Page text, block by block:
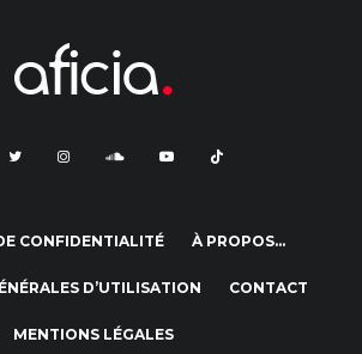
CONFIDENTIALITÉ À PROPOS…
D’UTILISATION CONTACT
MENTIONS LÉGALES